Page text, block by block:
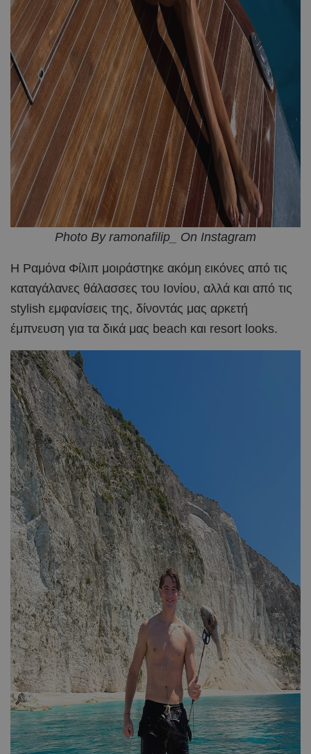
Photo By ramonafilip_ On Instagram
Η Ραμόνα Φίλιπ μοιράστηκε ακόμη εικόνες από τις
καταγάλανες θάλασσες του Ιονίου, αλλά και από τις
stylish εμφανίσεις της, δίνοντάς μας αρκετή
έμπνευση για τα δικά μας beach και resort looks.